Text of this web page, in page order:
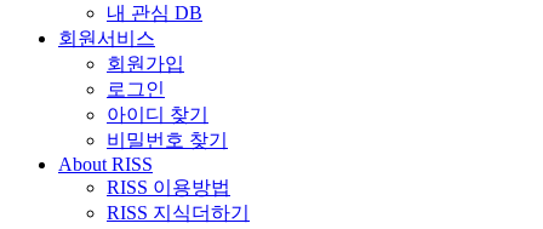
내 관심 DB
회원서비스
회원가입
로그인
아이디 찾기
비밀번호 찾기
About RISS
RISS 이용방법
RISS 지식더하기